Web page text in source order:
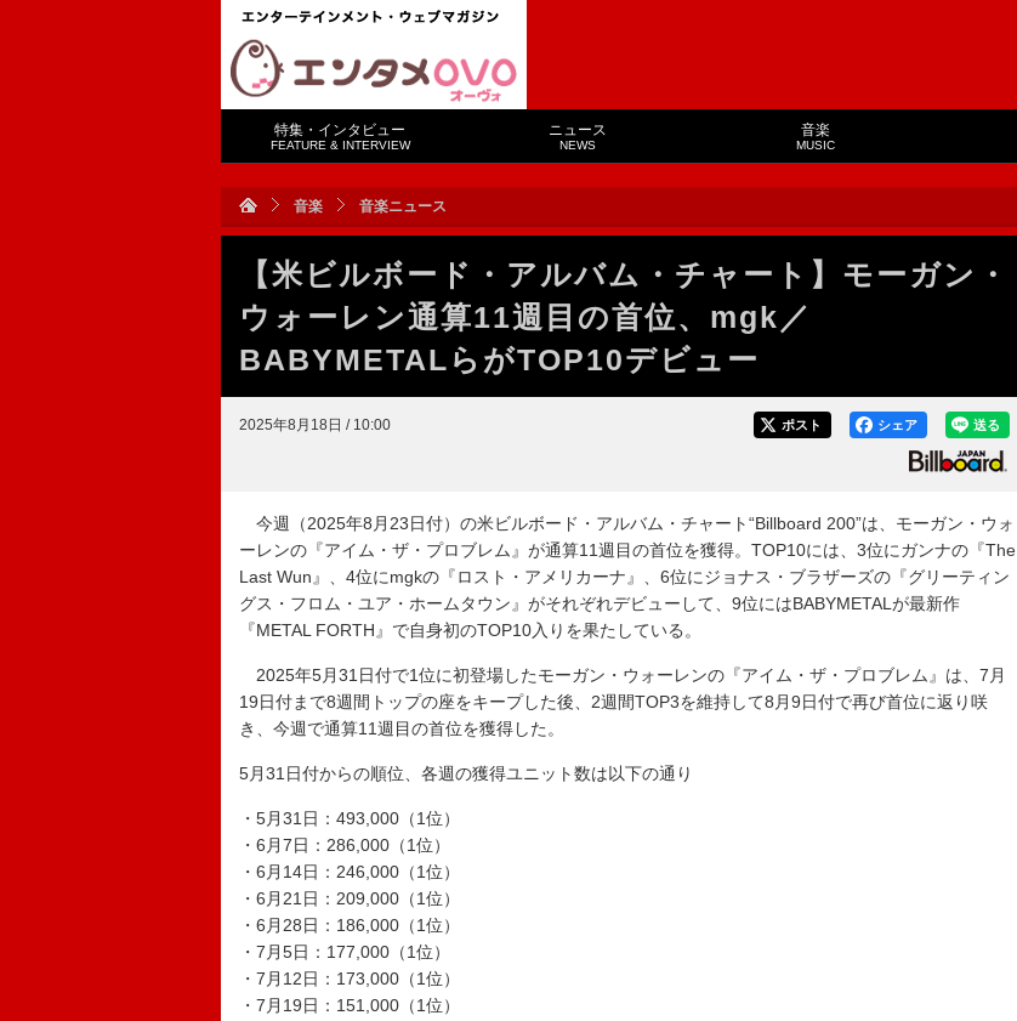
特集・インタビュー
FEATURE & INTERVIEW
ニュース
NEWS
音楽
MUSIC
音楽 音楽ニュース
【米ビルボード・アルバム・チャート】モーガン・
ウォーレン通算11週目の首位、mgk／
BABYMETALらがTOP10デビュー
2025年8月18日 / 10:00 送る
シェア
ポスト
今週（2025年8月23日付）の米ビルボード・アルバム・チャート“Billboard 200”は、モーガン・ウォ
ーレンの『アイム・ザ・プロブレム』が通算11週目の首位を獲得。TOP10には、3位にガンナの『The
Last Wun』、4位にmgkの『ロスト・アメリカーナ』、6位にジョナス・ブラザーズの『グリーティン
グス・フロム・ユア・ホームタウン』がそれぞれデビューして、9位にはBABYMETALが最新作
『METAL FORTH』で自身初のTOP10入りを果たしている。
2025年5月31日付で1位に初登場したモーガン・ウォーレンの『アイム・ザ・プロブレム』は、7月
19日付まで8週間トップの座をキープした後、2週間TOP3を維持して8月9日付で再び首位に返り咲
き、今週で通算11週目の首位を獲得した。
5月31日付からの順位、各週の獲得ユニット数は以下の通り
・5月31日：493,000（1位）
・6月7日：286,000（1位）
・6月14日：246,000（1位）
・6月21日：209,000（1位）
・6月28日：186,000（1位）
・7月5日：177,000（1位）
・7月12日：173,000（1位）
・7月19日：151,000（1位）